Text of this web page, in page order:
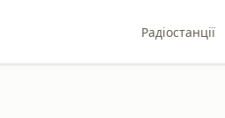
Радіостанції